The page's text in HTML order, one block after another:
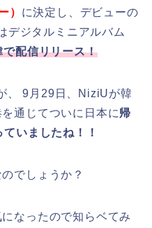
） に決定し、デビューの
デジタルミニアルバム
で配信リリース！
、 9月29日、NiziUが韓
通じてついに日本に帰
いましたね！！
でしょうか？
なったので知らベてみ